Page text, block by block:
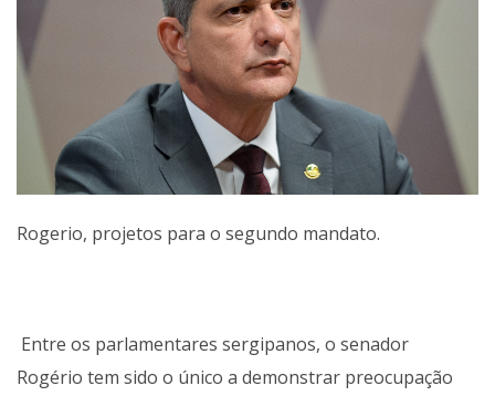
Rogerio, projetos para o segundo mandato.
Entre os parlamentares sergipanos, o senador
Rogério tem sido o único a demonstrar preocupação